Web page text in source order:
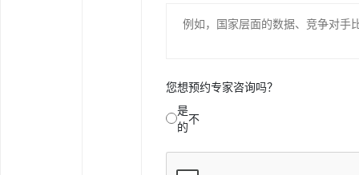
您想预约专家咨询吗？
是
的
不